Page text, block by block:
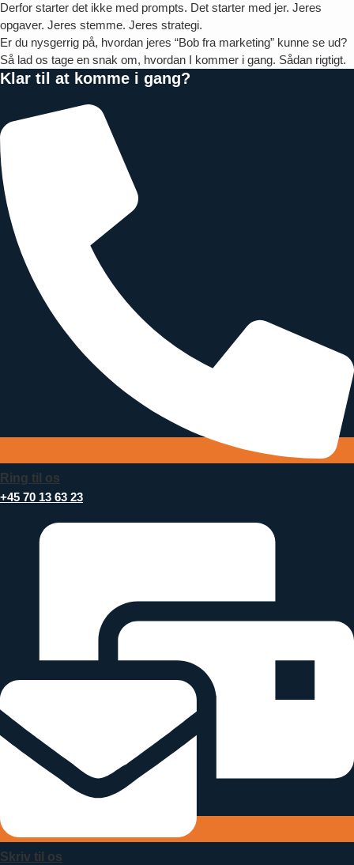
Derfor starter det ikke med prompts. Det starter med jer. Jeres
opgaver. Jeres stemme. Jeres strategi.
Er du nysgerrig på, hvordan jeres “Bob fra marketing” kunne se ud?
Så lad os tage en snak om, hvordan I kommer i gang. Sådan rigtigt.
Klar til at komme i gang?
Ring til os
+45 70 13 63 23
Skriv til os